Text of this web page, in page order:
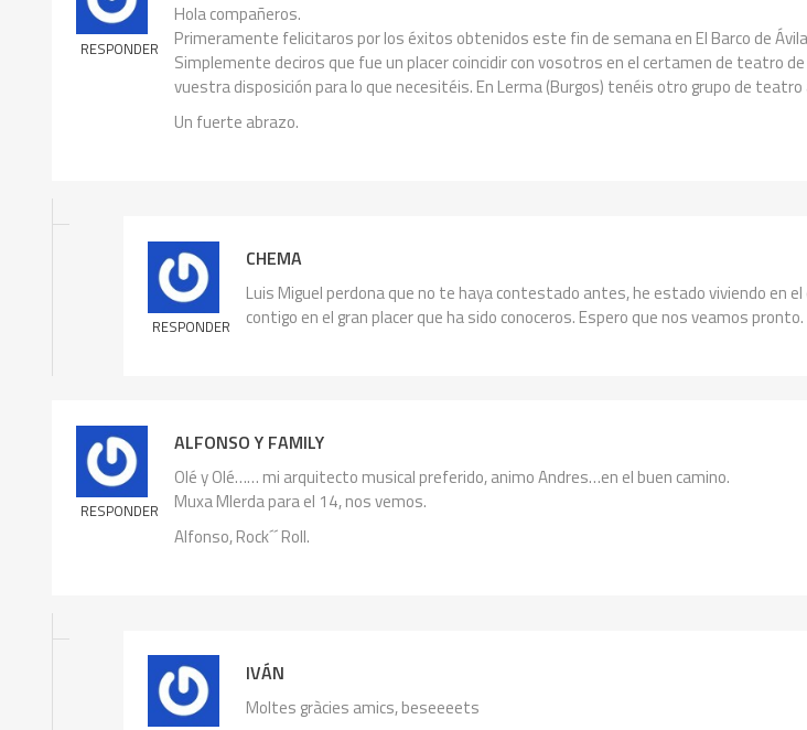
RESPONDER
Hola compañeros.
Primeramente felicitaros por los éxitos obtenidos este fin de semana en El Barco de
Simplemente deciros que fue un placer coincidir con vosotros en el certamen de teatro
vuestra disposición para lo que necesitéis. En Lerma (Burgos) tenéis otro grupo de
Un fuerte abrazo.
RESPONDER
CHEMA
Luis Miguel perdona que no te haya contestado antes, he estado viviendo en
contigo en el gran placer que ha sido conoceros. Espero que nos veamos
RESPONDER
ALFONSO Y FAMILY
Olé y Olé…… mi arquitecto musical preferido, animo Andres…en el buen camino.
Muxa MIerda para el 14, nos vemos.
Alfonso, Rock´´ Roll.
IVÁN
Moltes gràcies amics, beseeeets